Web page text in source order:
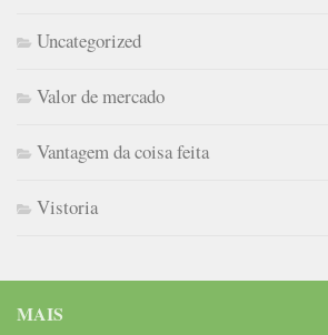
Uncategorized
Valor de mercado
Vantagem da coisa feita
Vistoria
MAIS